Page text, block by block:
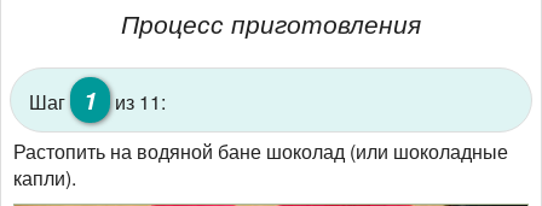
Процесс приготовления
Шаг 1
из 11:
Растопить на водяной бане шоколад (или шоколадные
капли).